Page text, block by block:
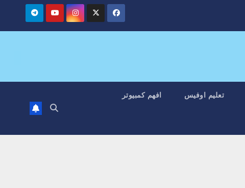
تعليم اوفيس افهم كمبيوتر